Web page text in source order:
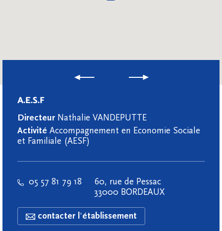
A.E.S.F
Directeur Nathalie VANDEPUTTE
Activité Accompagnement en Economie Sociale
et Familiale (AESF)
05 57 81 79 18
60, rue de Pessac
33000 BORDEAUX
contacter l'établissement